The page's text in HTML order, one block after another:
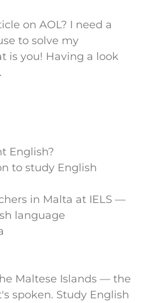
on AOL? I need a
to solve my
is you! Having a look
English?
to study English
in Malta at IELS —
language
Maltese Islands — the
spoken. Study English